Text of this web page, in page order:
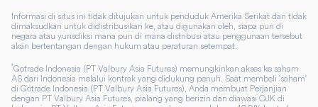
Informasi di situs ini tidak ditujukan untuk penduduk Amerika Serikat dan tidak
dimaksudkan untuk didistribusikan ke, atau digunakan oleh, siapa pun di
negara atau yurisdiksi mana pun di mana distribusi atau penggunaan tersebut
akan bertentangan dengan hukum atau peraturan setempat.
*Gotrade Indonesia (PT Valbury Asia Futures) memungkinkan akses ke saham
AS dari Indonesia melalui kontrak yang didukung penuh. Saat membeli 'saham'
di Gotrade Indonesia (PT Valbury Asia Futures), Anda membuat Perjanjian
dengan PT Valbury Asia Futures, pialang yang berizin dan diawasi OJK di